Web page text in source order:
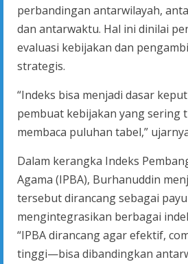
perbandingan antarwilayah,
dan antarwaktu. Hal ini dinilai
evaluasi kebijakan dan
strategis.
“Indeks bisa menjadi dasar
pembuat kebijakan yang sering
membaca puluhan tabel,”
Dalam kerangka Indeks
Agama (IPBA), Burhanuddin
tersebut dirancang sebagai
mengintegrasikan berbagai
“IPBA dirancang agar efektif,
tinggi—bisa dibandingkan